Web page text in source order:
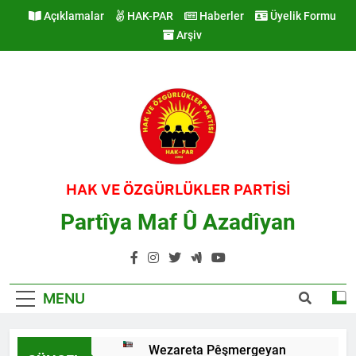
Açıklamalar HAK-PAR Haberler
Üyelik Formu
Arşiv
HAK VE ÖZGÜRLÜKLER PARTİSİ
Partîya Maf Û Azadîyan
MENU
Wezareta Pêşmergeyan